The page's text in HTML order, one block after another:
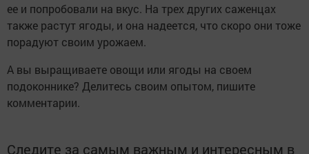
ее и попробовали на вкус. На трех других саженцах
также растут ягоды, и она надеется, что скоро они тоже
порадуют своим урожаем.
А вы выращиваете овощи или ягоды на своем
подоконнике? Делитесь своим опытом, пишите
комментарии.
Следите за самым важным и интересным в